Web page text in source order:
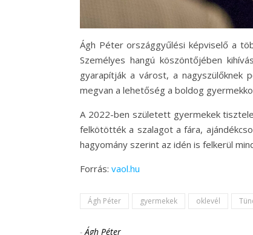
Ágh Péter országgyűlési képviselő a
Személyes hangú köszöntőjében
gyarapítják a várost, a nagyszülőknek
megvan a lehetőség a boldog
A 2022-ben született gyermekek
felkötötték a szalagot a fára,
hagyomány szerint az idén is felkerül
Forrás: vaol.hu
Ágh Péter gyermekek oklevél
-Ágh Péter